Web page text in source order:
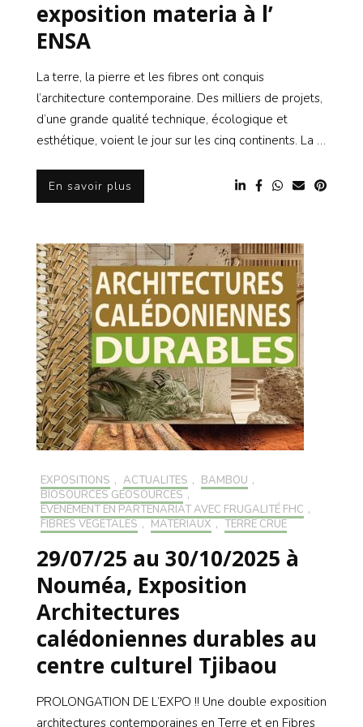
exposition materia à l’
ENSA
La terre, la pierre et les fibres ont conquis
l’architecture contemporaine. Des milliers de projets,
d’une grande qualité technique, écologique et
esthétique, voient le jour sur les cinq continents. La …
En savoir plus
EXPOSITIONS , ACTUALITÉS , BAMBOU ,
BIOSOURCÉS GÉOSOURCÉS ,
EVÉNEMENT EN PARTENARIAT AVEC FRUGALITÉ FHC ,
FIBRES VÉGÉTALES , MATÉRIAUX , TERRE CRUE
29/07/25 au 30/10/2025 à
Nouméa, Exposition
Architectures
calédoniennes durables au
centre culturel Tjibaou
PROLONGATION DE L’EXPO !! Une double exposition
architectures contemporaines en Terre et en Fibres